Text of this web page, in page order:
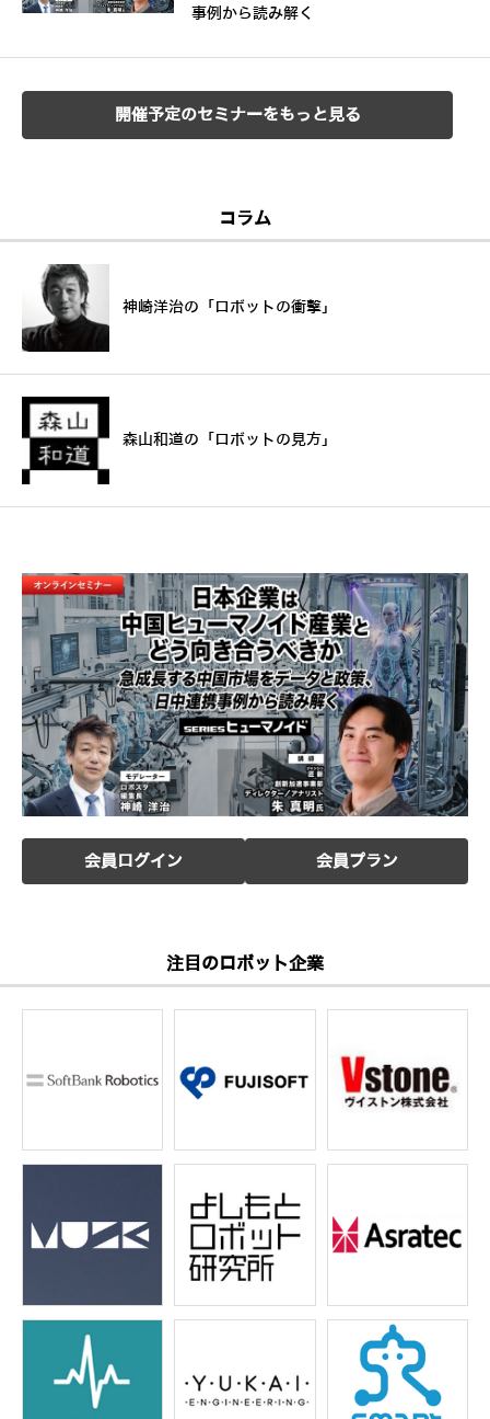
事例から読み解く
開催予定のセミナーをもっと見る
コラム
神崎洋治の「ロボットの衝撃」
森山和道の「ロボットの見方」
会員ログイン 会員プラン
注目のロボット企業